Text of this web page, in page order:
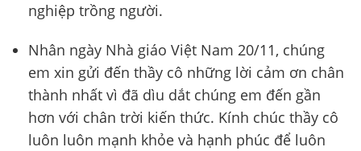
nghiệp trồng người.
Nhân ngày Nhà giáo Việt Nam 20/11, chúng
em xin gửi đến thầy cô những lời cảm ơn chân
thành nhất vì đã dìu dắt chúng em đến gần
hơn với chân trời kiến thức. Kính chúc thầy cô
luôn luôn mạnh khỏe và hạnh phúc để luôn